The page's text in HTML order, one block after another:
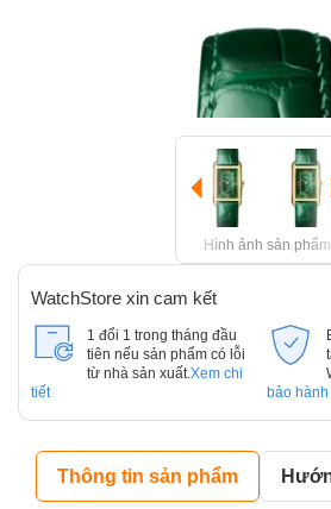
Hình ảnh sản phẩm
WatchStore xin cam kết
1 đổi 1 trong tháng đầu
tiên nếu sản phẩm có lỗi
từ nhà sản xuất. Xem chi
tiết
bảo hành
Thông tin sản phẩm